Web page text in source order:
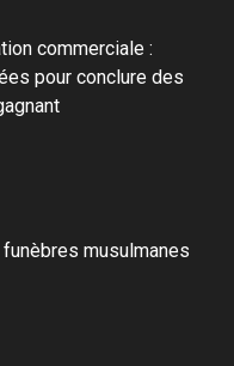
commerciale :
pour conclure des
musulmanes